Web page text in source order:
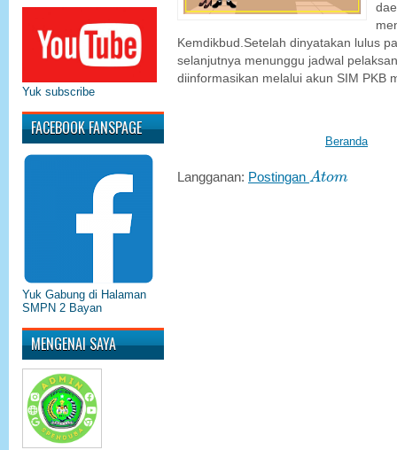
Yuk subscribe
FACEBOOK FANSPAGE
Yuk Gabung di Halaman
SMPN 2 Bayan
MENGENAI SAYA
Kemdikbud.Setelah dinyatakan lulus
selanjutnya menunggu jadwal
diinformasikan melalui akun SIM PKB
Beranda
Langganan: Postingan Atom
A to